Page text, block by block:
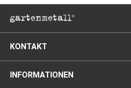
KONTAKT
INFORMATIONEN